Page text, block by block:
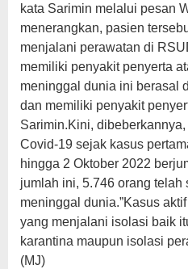
kata Sarimin melalui pesan
menerangkan, pasien
menjalani perawatan di
memiliki penyakit penyerta
meninggal dunia ini berasal
dan memiliki penyakit
Sarimin.Kini,
Covid-19 sejak kasus
hingga 2 Oktober 2022
jumlah ini, 5.746 orang telah
meninggal dunia.”Kasus
yang menjalani isolasi baik
karantina maupun isolasi
(MJ)